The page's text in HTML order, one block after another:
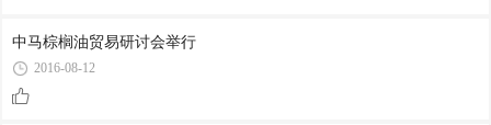
中马棕榈油贸易研讨会举行
2016-08-12